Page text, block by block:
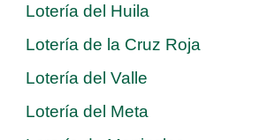
Lotería del Huila
Lotería de la Cruz Roja
Lotería del Valle
Lotería del Meta